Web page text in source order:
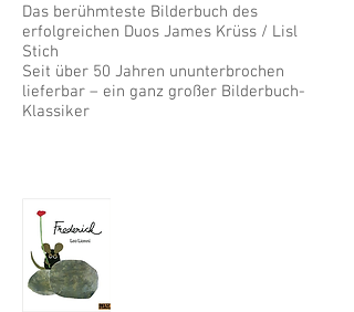
Das berühmteste Bilderbuch des
erfolgreichen Duos James Krüss / Lisl
Stich
Seit über 50 Jahren ununterbrochen
lieferbar – ein ganz großer Bilderbuch-
Klassiker